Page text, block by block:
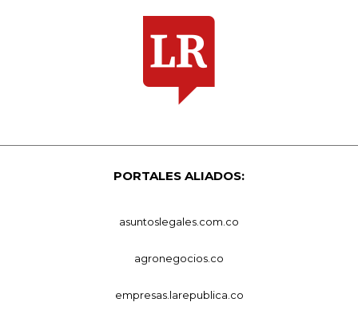
PORTALES ALIADOS:
asuntoslegales.com.co
agronegocios.co
empresas.larepublica.co